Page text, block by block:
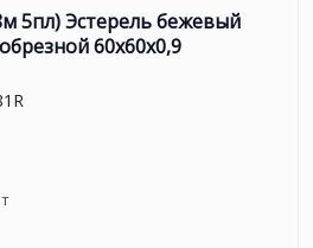
5пл) Эстерель бежевый
60x60x0,9